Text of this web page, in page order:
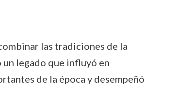
las tradiciones de la
legado que influyó en
de la época y desempeñó